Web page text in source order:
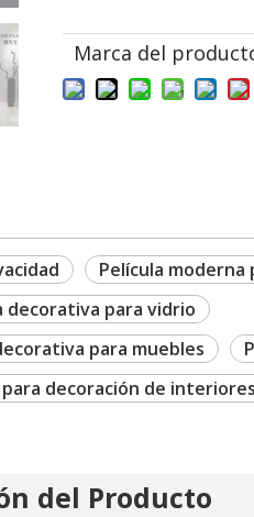
Marca del
Película moderna
decorativa para vidrio
para muebles
para decoración de
del Producto